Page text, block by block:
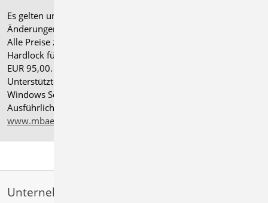
Es gelten unsere
Änderungen und Irrtümer vorbehalten.
Alle Preise zzgl. Versandkosten und gesetzlicher MwSt.
Hardlock für Einzelplatzlizenz, je Arbeitsplatz erforderlich
EUR 95,00. Folgelizenz-/Netzwerkbedingungen auf Anfrage.
Unterstützte Betriebssysteme: Windows
Windows Server 2025 mit Windows Terminal Server.
Ausführliche Informationen auf
www.mbaec.de/service/systemvoraussetzungen
Unternehmen